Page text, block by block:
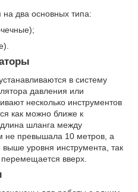
два основных типа:
в систему
давления или
несколько инструментов
как можно ближе к
шланга между
не превышала 10 метров, а
уровня инструмента, так
вверх.